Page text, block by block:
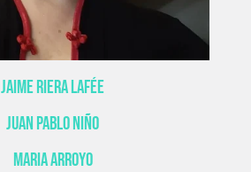
Jaime Riera Lafée
Juan Pablo Niño
Maria Arroyo